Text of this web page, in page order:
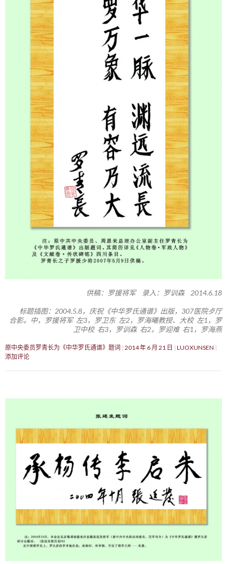
供稿：罗援将军 录入：罗训森 2014.6.18
标题插图：2004.5.8，庆祝《中华罗氏通谱》出版，307医院歺厅
合影。中，罗援将军 左3，罗卫东 左2，罗海曦教授、大校 左1，罗
卫中校 右3，罗训森 右2，罗迎难 右1，罗海燕
原中央委员罗青长为《中华罗氏通谱》题词 2014 年 6 月 21 日
LUOXUNSEN
添加评论